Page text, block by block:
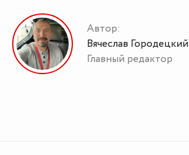
Автор:
Вячеслав Городецкий
Главный редактор